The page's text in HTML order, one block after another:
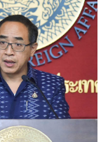
ฐบาลสามารถ
ที่สำคัญส่วนใหญ่
เทศมนตรีกรุง
กเทศมนตรีกรุง
าชัยชนะได้อีก